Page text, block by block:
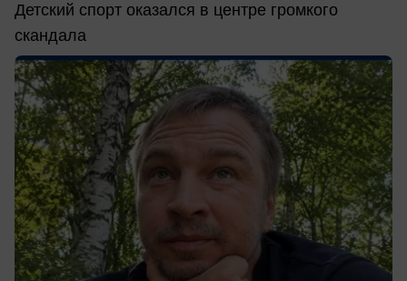
Детский спорт оказался в центре громкого
скандала